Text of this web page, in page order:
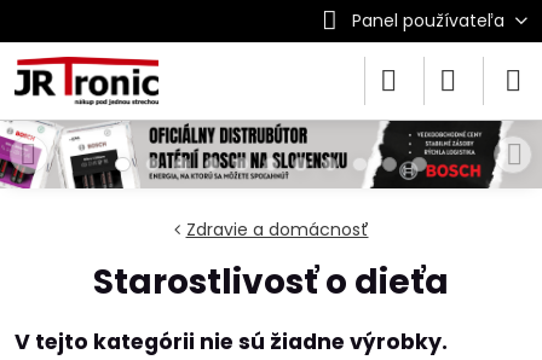
Panel používateľa
Zdravie a domácnosť
Starostlivosť o dieťa